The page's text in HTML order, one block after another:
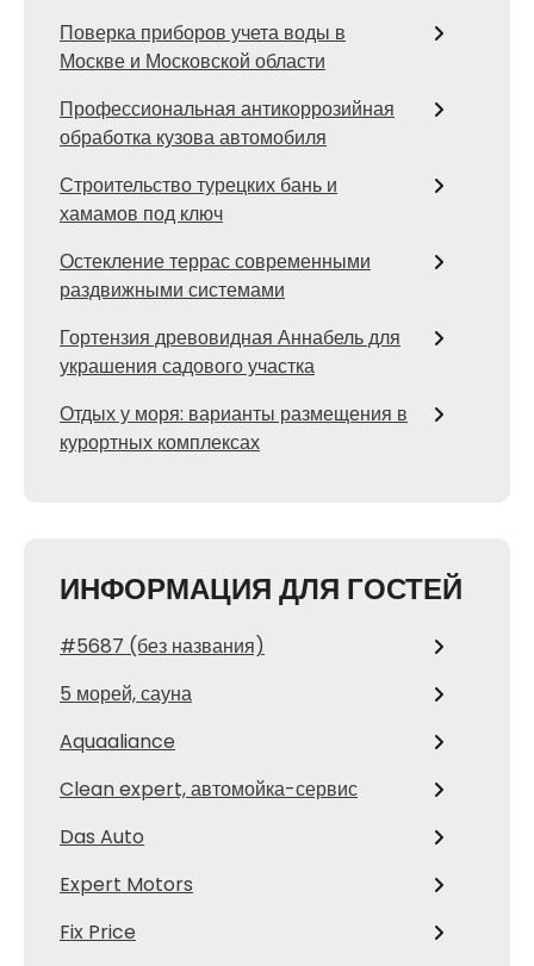
Поверка приборов учета воды в
Москве и Московской области
Профессиональная антикоррозийная
обработка кузова автомобиля
Строительство турецких бань и
хамамов под ключ
Остекление террас современными
раздвижными системами
Гортензия древовидная Аннабель для
украшения садового участка
Отдых у моря: варианты размещения в
курортных комплексах
ИНФОРМАЦИЯ ДЛЯ ГОСТЕЙ
#5687 (без названия)
5 морей, сауна
Aquaaliance
Clean expert, автомойка-сервис
Das Auto
Expert Motors
Fix Price